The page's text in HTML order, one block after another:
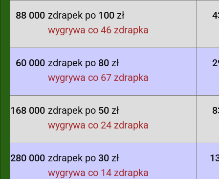
88 000 zdrapek po 100 zł
wygrywa co 46 zdrapka
60 000 zdrapek po 80 zł
wygrywa co 67 zdrapka
168 000 zdrapek po 50 zł
wygrywa co 24 zdrapka
280 000 zdrapek po 30 zł
wygrywa co 14 zdrapka